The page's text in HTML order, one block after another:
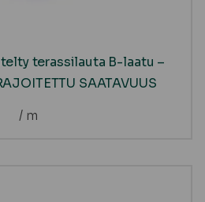
terassilauta B-laatu –
SAATAVUUS
/ m